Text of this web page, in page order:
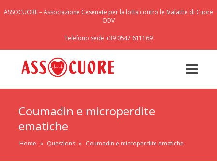
ASSOCUORE – Associazione Cesenate per la lotta contro le Malattie di Cuore
ODV
Telefono sede +39 0547 611169
Coumadin e microperdite
ematiche
Home » Questions » Coumadin e microperdite ematiche